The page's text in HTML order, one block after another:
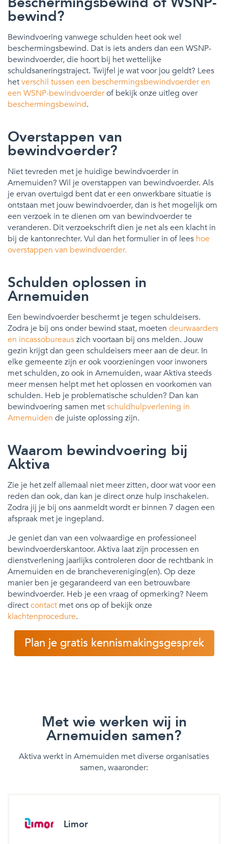
bewind?
Bewindvoering vanwege schulden heet ook wel
beschermingsbewind. Dat is iets anders dan een WSNP-
bewindvoerder, die hoort bij het wettelijke
schuldsaneringstraject. Twijfel je wat voor jou geldt? Lees
hetverschil tussen een beschermingsbewindvoerder en
een WSNP-bewindvoerderof bekijk onze uitleg over
beschermingsbewind.
Overstappen van
bewindvoerder?
Niet tevreden met je huidige bewindvoerder in
Arnemuiden? Wil je overstappen van bewindvoerder. Als
je ervan overtuigd bent dat er een onwerkbare situatie is
ontstaan met jouw bewindvoerder, dan is het mogelijk om
een verzoek in te dienen om van bewindvoerder te
veranderen. Dit verzoekschrift dien je net als een klacht in
bij de kantonrechter. Vul dan het formulier in of lees hoe
overstappen van bewindvoerder.
Schulden oplossen in
Arnemuiden
Een bewindvoerder beschermt je tegen schuldeisers.
Zodra je bij ons onder bewind staat, moeten deurwaarders
en incassobureauszich voortaan bij ons melden. Jouw
gezin krijgt dan geen schuldeisers meer aan de deur. In
elke gemeente zijn er ook voorzieningen voor inwoners
met schulden, zo ook in Arnemuiden, waar Aktiva steeds
meer mensen helpt met het oplossen en voorkomen van
schulden. Heb je problematische schulden? Dan kan
bewindvoering samen metschuldhulpverlening in
Arnemuiden de juiste oplossing zijn.
Waarom bewindvoering bij
Aktiva
Zie je het zelf allemaal niet meer zitten, door wat voor een
reden dan ook, dan kan je direct onze hulp inschakelen.
Zodra jij je bij ons aanmeldt wordt er binnen 7 dagen een
afspraak met je ingepland.
Je geniet dan van een volwaardige en professioneel
bewindvoerderskantoor. Aktiva laat zijn processen en
dienstverlening jaarlijks controleren door de rechtbank in
Arnemuiden en de branchevereniging(en). Op deze
manier ben je gegarandeerd van een betrouwbare
bewindvoerder. Heb je een vraag of opmerking? Neem
directcontact met ons op of bekijk onze
klachtenprocedure.
Plan je gratis kennismakingsgesprek
Met wie werken wij in
Arnemuiden samen?
Aktiva werkt in Arnemuiden met diverse organisaties
samen, waaronder:
Limor